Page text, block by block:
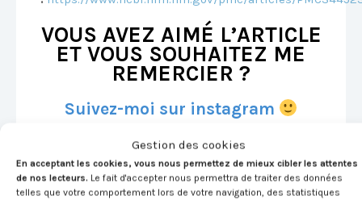
Gestion des cookies
En acceptant les cookies, vous nous permettez de mieux cibler les attentes
de nos lecteurs. Le fait d'accepter nous permettra de traiter des données
telles que votre comportement lors de votre navigation, des statistiques
VOUS AVEZ AIMÉ L’ARTICLE
ET VOUS SOUHAITEZ ME
REMERCIER ?
Suivez-moi sur instagram